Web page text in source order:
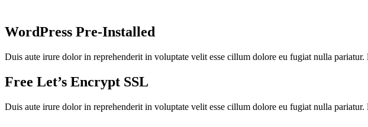
WordPress Pre-Installed
Duis aute irure dolor in reprehenderit in voluptate velit esse cillum dolore eu fugiat nulla
Free Let’s Encrypt SSL
Duis aute irure dolor in reprehenderit in voluptate velit esse cillum dolore eu fugiat nulla